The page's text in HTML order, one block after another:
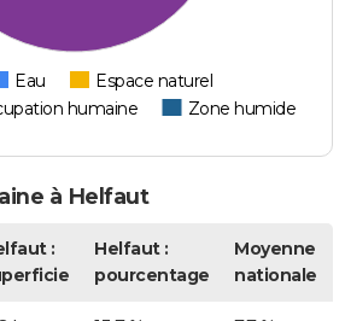
Eau
Espace naturel
humaine Zone humide
à Helfaut
:
Helfaut :
pourcentage
Moyenne
nationale